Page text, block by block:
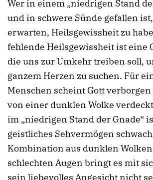
Wer in einem „niedrigen Stand
und in schwere Sünde gefallen
erwarten, Heilsgewissheit zu
fehlende Heilsgewissheit ist eine
die uns zur Umkehr treiben soll,
ganzem Herzen zu suchen. Für
Menschen scheint Gott
von einer dunklen Wolke
im „niedrigen Stand der Gnade“
geistliches Sehvermögen
Kombination aus dunklen
schlechten Augen bringt es mit
sein liebevolles Angesicht nicht